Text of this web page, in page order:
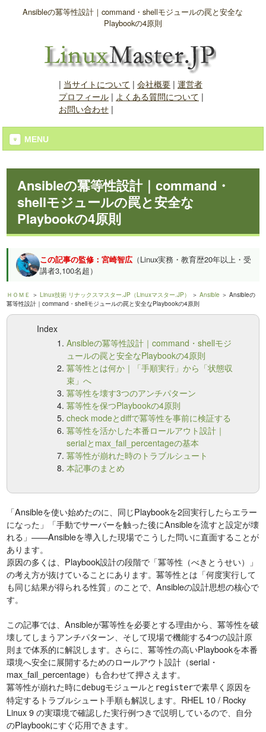
Ansibleの冪等性設計｜command・shellモジュールの罠と安全な
Playbookの4原則
| 当サイトについて | 会社概要| 運営者
プロフィール| よくある質問について |
お問い合わせ|
MENU
Ansibleの冪等性設計｜command・
shellモジュールの罠と安全な
Playbookの4原則
この記事の監修：宮崎智広 （Linux実務・教育歴20年以上・受
講者3,100名超）
ＨＯＭＥ ＞Linux技術 リナックスマスター.JP（Linuxマスター.JP） ＞Ansible ＞ Ansibleの
冪等性設計｜command・shellモジュールの罠と安全なPlaybookの4原則
Index
Ansibleの冪等性設計｜command・shellモジ
ュールの罠と安全なPlaybookの4原則
冪等性とは何か｜「手順実行」から「状態収
束」へ
冪等性を壊す3つのアンチパターン
冪等性を保つPlaybookの4原則
check modeとdiffで冪等性を事前に検証する
冪等性を活かした本番ロールアウト設計｜
serialとmax_fail_percentageの基本
冪等性が崩れた時のトラブルシュート
本記事のまとめ
「Ansibleを使い始めたのに、同じPlaybookを2回実行したらエラー
になった」「手動でサーバーを触った後にAnsibleを流すと設定が壊
れる」——Ansibleを導入した現場でこうした問いに直面することが
あります。
原因の多くは、Playbook設計の段階で「冪等性（べきとうせい）」
の考え方が抜けていることにあります。冪等性とは「何度実行して
も同じ結果が得られる性質」のことで、Ansibleの設計思想の核心で
す。
この記事では、Ansibleが冪等性を必要とする理由から、冪等性を破
壊してしまうアンチパターン、そして現場で機能する4つの設計原
則まで体系的に解説します。さらに、冪等性の高いPlaybookを本番
環境へ安全に展開するためのロールアウト設計（serial・
max_fail_percentage）も合わせて押さえます。
冪等性が崩れた時にdebugモジュールと registerで素早く原因を
特定するトラブルシュート手順も解説します。RHEL 10 / Rocky
Linux 9 の実環境で確認した実行例つきで説明しているので、自分
のPlaybookにすぐ応用できます。